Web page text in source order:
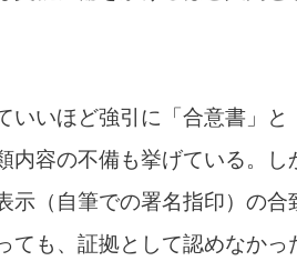
いいほど強引に「合意書」
容の不備も挙げている。し
示（自筆での署名指印）の合
ても、証拠として認めなかっ